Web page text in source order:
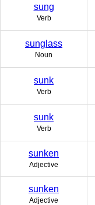
sung
Verb
sunglass
Noun
sunk
Verb
sunk
Verb
sunken
Adjective
sunken
Adjective